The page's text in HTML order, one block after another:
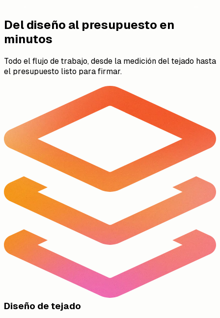
Del diseño al presupuesto en
minutos
Todo el flujo de trabajo, desde la medición del tejado hasta
el presupuesto listo para firmar.
Diseño de tejado